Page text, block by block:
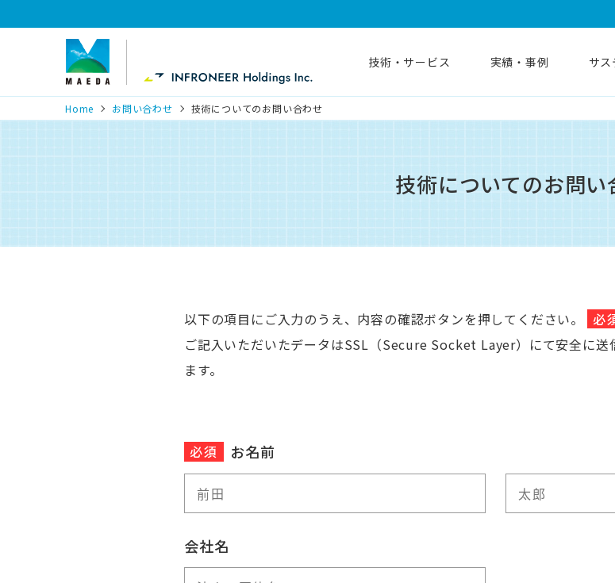
技術・サービス 実績・事例 サス
Home お問い合わせ 技術についてのお問い合わせ
技術についてのお問い
以下の項目にご入力のうえ、内容の確認ボタンを押してください。 必
ご記入いただいたデータはSSL（Secure Socket Layer）にて安全に送
ます。
必須 お名前
会社名